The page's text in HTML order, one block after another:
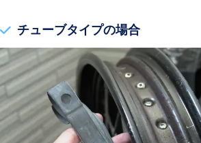
チューブタイプの場合